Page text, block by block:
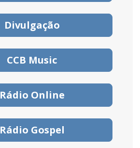
Divulgação
CCB Music
Rádio Online
Rádio Gospel